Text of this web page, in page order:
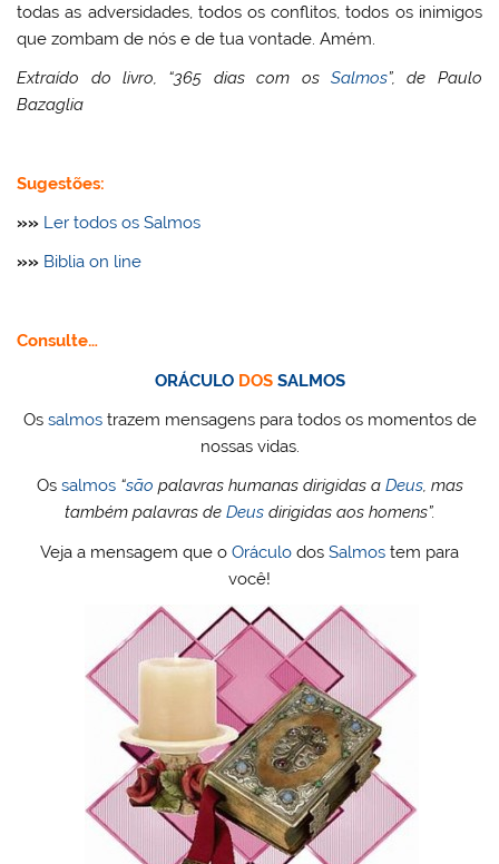
todas as adversidades, todos os conflitos, todos os inimigos
que zombam de nós e de tua vontade. Amém.
Extraído do livro, “365 dias com osSalmos”, de Paulo
Bazaglia
Sugestões:
»» Ler todos os Salmos
»» Biblia on line
Consulte…
ORÁCULODOS SALMOS
Os salmostrazem mensagens para todos os momentos de
nossas vidas.
Os salmos “são palavras humanas dirigidas a Deus, mas
também palavras de Deusdirigidas aos homens”.
Veja a mensagem que o Oráculo dos Salmos tem para
você!